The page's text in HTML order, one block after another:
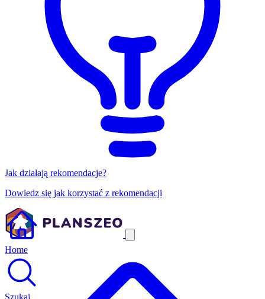
Jak działają rekomendacje?
Dowiedz się jak korzystać z rekomendacji
Home
Szukaj